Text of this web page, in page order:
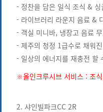
- 정찬을 담은 일식 조식 & 싱
- 라이브러리 라운지 음료 &
- 객실 미니바, 냉장고 음료
- 제주의 청정 1급수로 채워
- 일상의 에너지를 재충전 할
※올인크루시브 서비스 : 조
2. 샤인빌파크CC 2R